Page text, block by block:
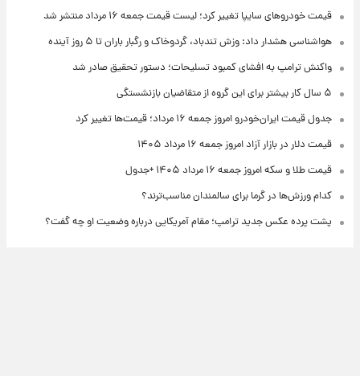
قیمت خودروهای سایپا تغییر کرد؛ لیست قیمت جمعه ۱۶ مرداد منتشر شد
هواشناسی هشدار داد: وزش تندباد، گردوخاک و رگبار باران تا ۵ روز آینده
واکنش ترامپ به افشای کمبود تسلیحات؛ دستور تحقیق صادر شد
۵ سال کار بیشتر برای این گروه از متقاضیان بازنشستگی
جدول قیمت ایران‌خودرو امروز جمعه ۱۶ مرداد؛ قیمت‌ها تغییر کرد
قیمت دلار در بازار آزاد امروز جمعه ۱۶ مرداد ۱۴۰۵
قیمت طلا و سکه امروز جمعه ۱۶ مرداد ۱۴۰۵ +جدول
کدام ورزش‌ها در گرما برای سالمندان مناسب‌ترند؟
پشت پرده عکس جدید ترامپ؛ مقام آمریکایی درباره وضعیت او چه گفت؟